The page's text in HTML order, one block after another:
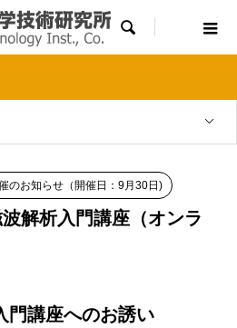

のお知らせ（開催日：9月30日)
解析入門講座（オンラ
門講座へのお誘い